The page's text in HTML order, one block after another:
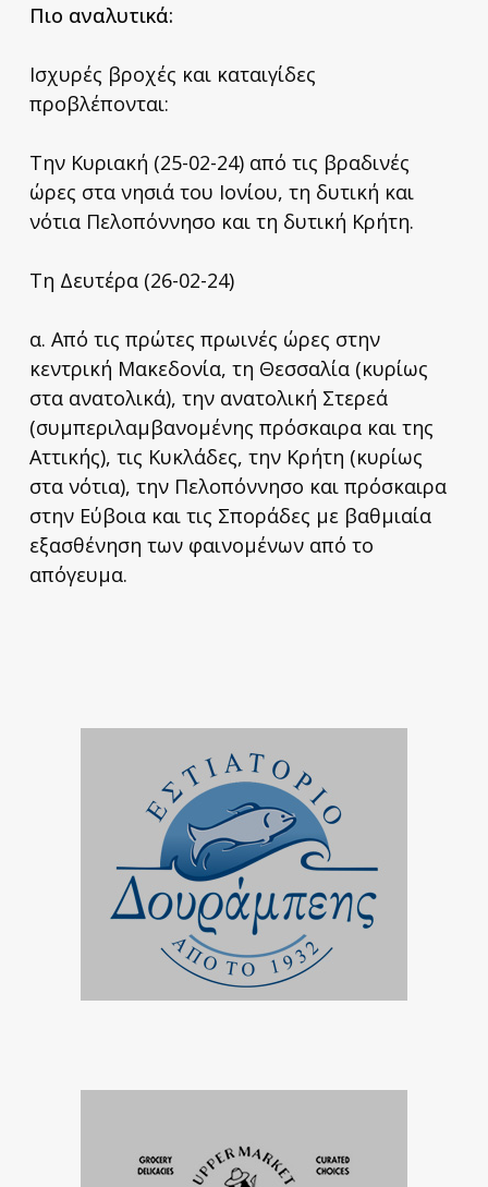
Πιο αναλυτικά:
Ισχυρές βροχές και καταιγίδες
προβλέπονται:
Την Κυριακή (25-02-24) από τις βραδινές
ώρες στα νησιά του Ιονίου, τη δυτική και
νότια Πελοπόννησο και τη δυτική Κρήτη.
Τη Δευτέρα (26-02-24)
α. Από τις πρώτες πρωινές ώρες στην
κεντρική Μακεδονία, τη Θεσσαλία (κυρίως
στα ανατολικά), την ανατολική Στερεά
(συμπεριλαμβανομένης πρόσκαιρα και της
Αττικής), τις Κυκλάδες, την Κρήτη (κυρίως
στα νότια), την Πελοπόννησο και πρόσκαιρα
στην Εύβοια και τις Σποράδες με βαθμιαία
εξασθένηση των φαινομένων από το
απόγευμα.